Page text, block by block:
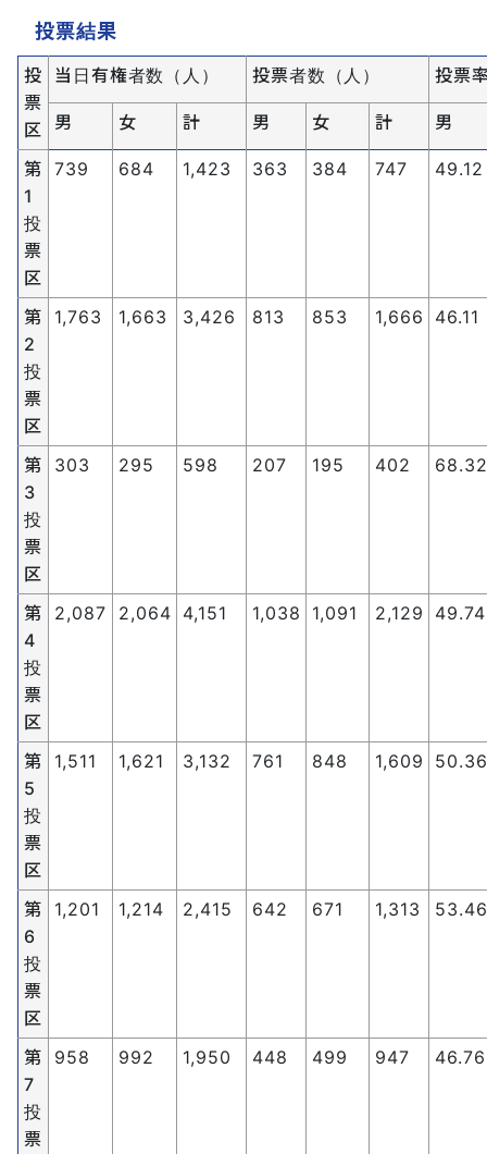
投票結果
投
票
区
当日有権者数（人） 投票者数（人） 投票
男 女 計 男 女 計 男
第
1
投
票
区
739 684 1,423 363 384 747 49.12
第
2
投
票
区
1,763 1,663 3,426 813 853 1,666 46.11
第
3
投
票
区
303 295 598 207 195 402 68.32
第
4
投
票
区
2,087 2,064 4,151 1,038 1,091 2,129 49.74
第
5
投
票
区
1,511 1,621 3,132 761 848 1,609 50.36
第
6
投
票
区
1,201 1,214 2,415 642 671 1,313 53.46
第
7
投
票
958 992 1,950 448 499 947 46.76